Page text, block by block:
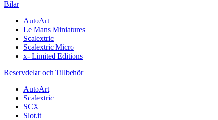
Bilar
AutoArt
Le Mans Miniatures
Scalextric
Scalextric Micro
x- Limited Editions
Reservdelar och Tillbehör
AutoArt
Scalextric
SCX
Slot.it